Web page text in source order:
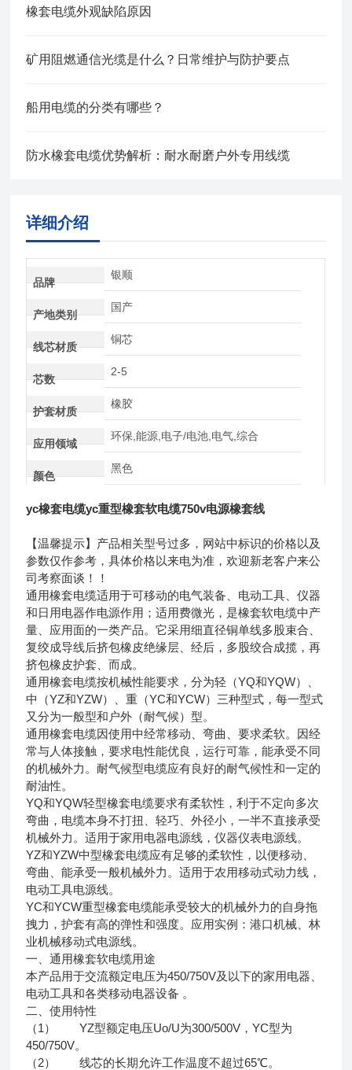
橡套电缆外观缺陷原因
矿用阻燃通信光缆是什么？日常维护与防护要点
船用电缆的分类有哪些？
防水橡套电缆优势解析：耐水耐磨户外专用线缆
详细介绍
品牌
银顺
产地类别
国产
线芯材质
铜芯
芯数
2-5
护套材质
橡胶
应用领域
环保,能源,电子/电池,电气,综合
颜色
黑色
yc橡套电缆yc重型橡套软电缆750v电源橡套线
【温馨提示】产品相关型号过多，网站中标识的价格以及
参数仅作参考，具体价格以来电为准，欢迎新老客户来公
司考察面谈！！
通用橡套电缆适用于可移动的电气装备、电动工具、仪器
和日用电器作电源作用；适用费微光，是橡套软电缆中产
量、应用面的一类产品。它采用细直径铜单线多股束合、
复绞成导线后挤包橡皮绝缘层、经后，多股绞合成揽，再
挤包橡皮护套、而成。
通用橡套电缆按机械性能要求，分为轻（YQ和YQW）、
中（YZ和YZW）、重（YC和YCW）三种型式，每一型式
又分为一般型和户外（耐气候）型。
通用橡套电缆因使用中经常移动、弯曲、要求柔软。因经
常与人体接触，要求电性能优良，运行可靠，能承受不同
的机械外力。耐气候型电缆应有良好的耐气候性和一定的
耐油性。
YQ和YQW轻型橡套电缆要求有柔软性，利于不定向多次
弯曲，电缆本身不打扭、轻巧、外径小，一半不直接承受
机械外力。适用于家用电器电源线，仪器仪表电源线。
YZ和YZW中型橡套电缆应有足够的柔软性，以便移动、
弯曲、能承受一般机械外力。适用于农用移动式动力线，
电动工具电源线。
YC和YCW重型橡套电缆能承受较大的机械外力的自身拖
拽力，护套有高的弹性和强度。应用实例：港口机械、林
业机械移动式电源线。
一、通用橡套软电缆用途
本产品用于交流额定电压为450/750V及以下的家用电器、
电动工具和各类移动电器设备 。
二、使用特性
（1） YZ型额定电压Uo/U为300/500V，YC型为
450/750V。
（2） 线芯的长期允许工作温度不超过65℃。